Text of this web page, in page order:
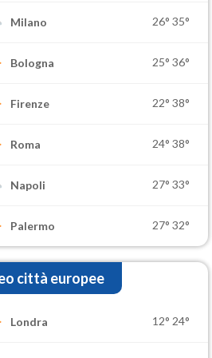
Milano 26° 35°
Bologna 25° 36°
Firenze 22° 38°
Roma 24° 38°
Napoli 27° 33°
Palermo 27° 32°
città europee
Londra 12° 24°